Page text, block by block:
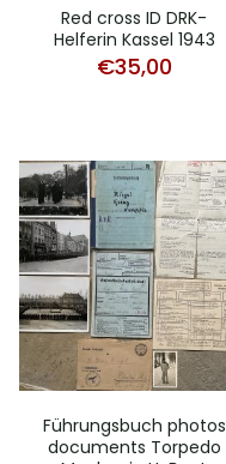
Red cross ID DRK-
Helferin Kassel 1943
€35,00
Führungsbuch photos
documents Torpedo